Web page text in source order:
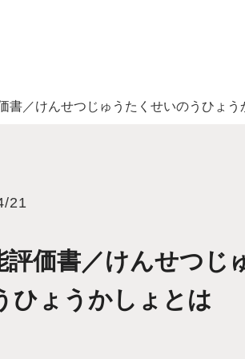
書／けんせつじゅうたくせいのうひょう
21
評価書／けんせつじ
ひょうかしょとは